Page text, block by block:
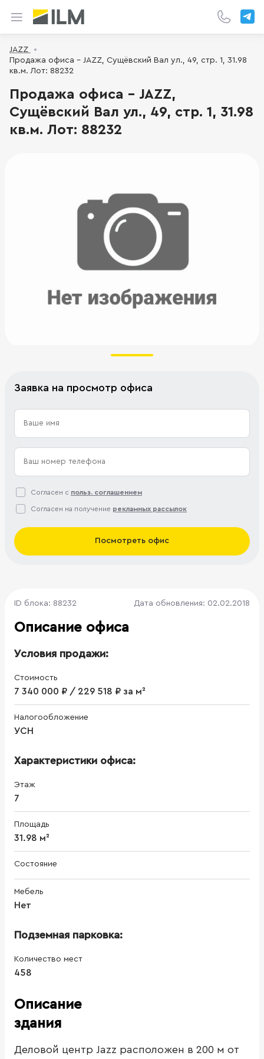
JAZZ
Продажа офиса - JAZZ, Сущёвский Вал ул., 49, стр. 1, 31.98
кв.м. Лот: 88232
Продажа офиса - JAZZ,
Сущёвский Вал ул., 49, стр. 1, 31.98
кв.м. Лот: 88232
Заявка на просмотр офиса
Согласен с польз. соглашением
Согласен на получение рекламных рассылок
Посмотреть офис
ID блока: 88232 Дата обновления: 02.02.2018
Описание офиса
Условия продажи:
Стоимость
7 340 000 ₽ / 229 518 ₽ за м²
Налогообложение
УСН
Характеристики офиса:
Этаж
7
Площадь
31.98 м²
Состояние
Мебель
Нет
Подземная парковка:
Количество мест
458
Описание
здания
Деловой центр Jazz расположен в 200 м от